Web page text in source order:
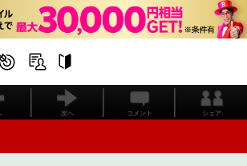
次へ コメント シェア